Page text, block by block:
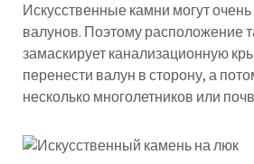
Искусственные камни могут
валунов. Поэтому расположение
замаскирует канализационную
перенести валун в сторону, а
несколько многолетников или